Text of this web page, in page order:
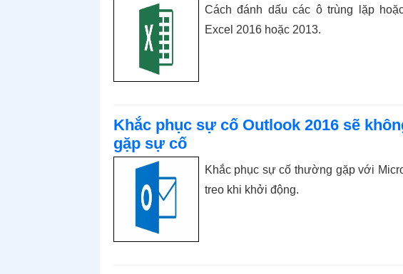
Cách đánh dấu các ô trùng lặp
Excel 2016 hoặc 2013.
Khắc phục sự cố Outlook 2016 sẽ
gặp sự cố
Khắc phục sự cố thường gặp với
treo khi khởi động.